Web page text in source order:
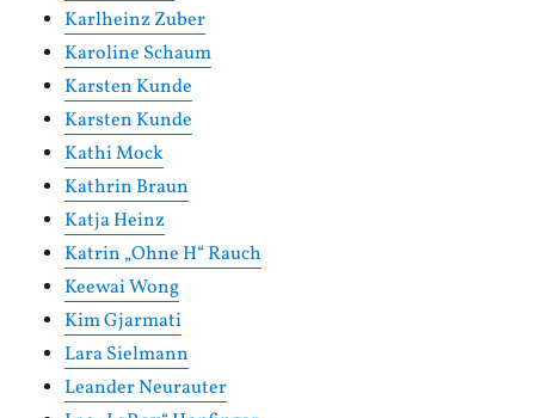
Karlheinz Zuber
Karoline Schaum
Karsten Kunde
Karsten Kunde
Kathi Mock
Kathrin Braun
Katja Heinz
Katrin „Ohne H“ Rauch
Keewai Wong
Kim Gjarmati
Lara Sielmann
Leander Neurauter